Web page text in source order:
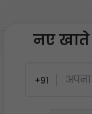
नए खाते
+91